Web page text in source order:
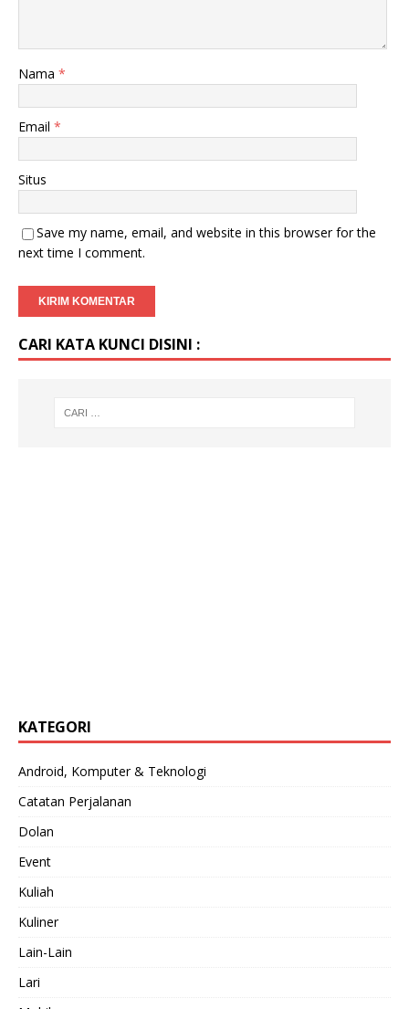
Nama *
Email *
Situs
Save my name, email, and website in this browser for the
next time I comment.
CARI KATA KUNCI DISINI :
KATEGORI
Android, Komputer & Teknologi
Catatan Perjalanan
Dolan
Event
Kuliah
Kuliner
Lain-Lain
Lari